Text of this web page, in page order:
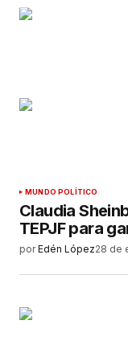
MUNDO POLÍTICO
Claudia
TEPJF para
por Edén López28 de